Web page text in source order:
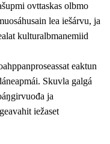
ovttaskas olbmo
lea iešárvu, ja
kulturalbmanemiid
eaktun
Skuvla galgá
ja
iežaset